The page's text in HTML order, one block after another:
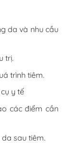
da và nhu cầu
trị.
trình tiêm.
y tế
các điểm cần
sau tiêm.